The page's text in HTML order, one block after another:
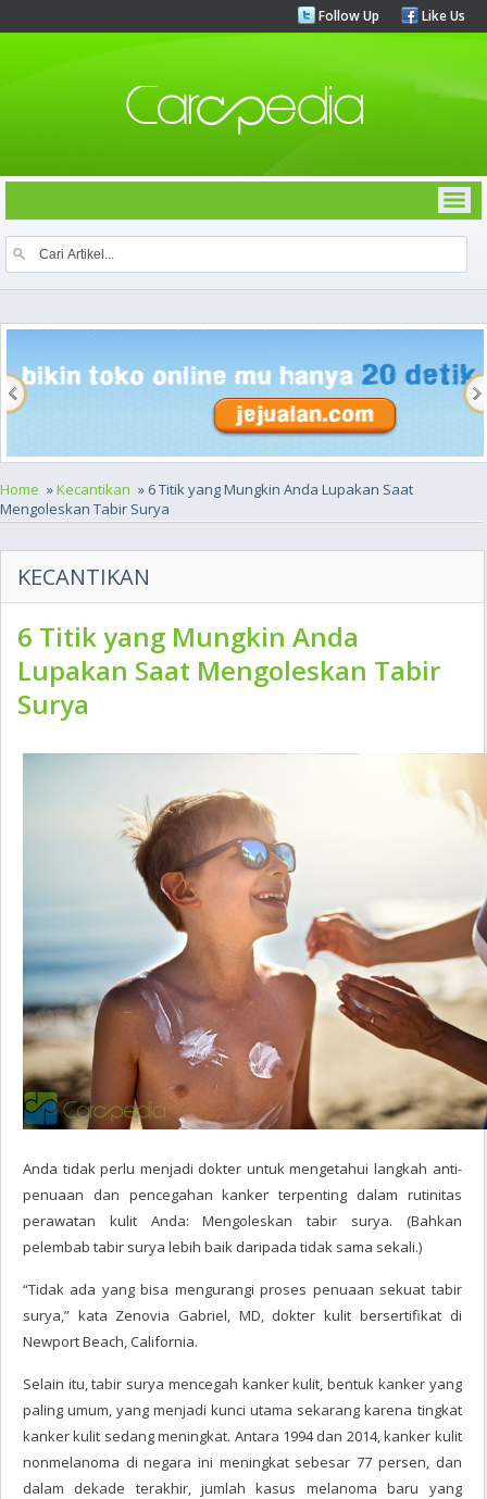
Follow Up Like Us
Home »Kecantikan » 6 Titik yang Mungkin Anda Lupakan Saat
Mengoleskan Tabir Surya
KECANTIKAN
6 Titik yang Mungkin Anda
Lupakan Saat Mengoleskan Tabir
Surya
Anda tidak perlu menjadi dokter untuk mengetahui langkah anti-
penuaan dan pencegahan kanker terpenting dalam rutinitas
perawatan kulit Anda: Mengoleskan tabir surya. (Bahkan
pelembab tabir surya lebih baik daripada tidak sama sekali.)
“Tidak ada yang bisa mengurangi proses penuaan sekuat tabir
surya,” kata Zenovia Gabriel, MD, dokter kulit bersertifikat di
Newport Beach, California.
Selain itu, tabir surya mencegah kanker kulit, bentuk kanker yang
paling umum, yang menjadi kunci utama sekarang karena tingkat
kanker kulit sedang meningkat. Antara 1994 dan 2014, kanker kulit
nonmelanoma di negara ini meningkat sebesar 77 persen, dan
dalam dekade terakhir, jumlah kasus melanoma baru yang